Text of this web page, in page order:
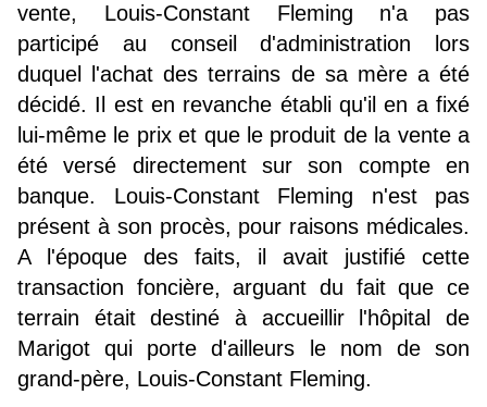
vente, Louis-Constant Fleming n'a pas
participé au conseil d'administration lors
duquel l'achat des terrains de sa mère a été
décidé. Il est en revanche établi qu'il en a fixé
lui-même le prix et que le produit de la vente a
été versé directement sur son compte en
banque. Louis-Constant Fleming n'est pas
présent à son procès, pour raisons médicales.
A l'époque des faits, il avait justifié cette
transaction foncière, arguant du fait que ce
terrain était destiné à accueillir l'hôpital de
Marigot qui porte d'ailleurs le nom de son
grand-père, Louis-Constant Fleming.